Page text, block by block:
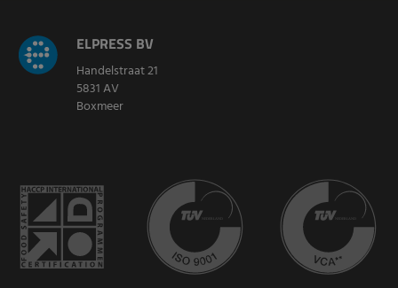
ELPRESS BV
Handelstraat 21
5831 AV
Boxmeer